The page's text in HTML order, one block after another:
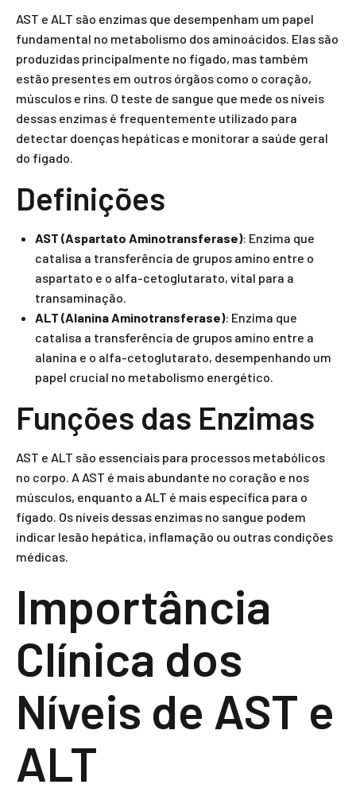
AST e ALT são enzimas que desempenham um papel
fundamental no metabolismo dos aminoácidos. Elas são
produzidas principalmente no fígado, mas também
estão presentes em outros órgãos como o coração,
músculos e rins. O teste de sangue que mede os níveis
dessas enzimas é frequentemente utilizado para
detectar doenças hepáticas e monitorar a saúde geral
do fígado.
Definições
AST (Aspartato Aminotransferase): Enzima que
catalisa a transferência de grupos amino entre o
aspartato e o alfa-cetoglutarato, vital para a
transaminação.
ALT (Alanina Aminotransferase): Enzima que
catalisa a transferência de grupos amino entre a
alanina e o alfa-cetoglutarato, desempenhando um
papel crucial no metabolismo energético.
Funções das Enzimas
AST e ALT são essenciais para processos metabólicos
no corpo. A AST é mais abundante no coração e nos
músculos, enquanto a ALT é mais específica para o
fígado. Os níveis dessas enzimas no sangue podem
indicar lesão hepática, inflamação ou outras condições
médicas.
Importância
Clínica dos
Níveis de AST e
ALT